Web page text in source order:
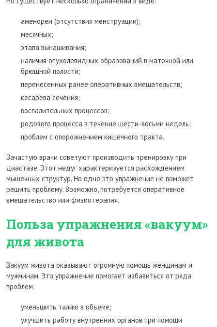
аменореи (отсутствия менструации);
месячных;
этапа вынашивания;
наличия опухолевидных образований в маточной или
брюшной полости;
перенесенных ранее оперативных вмешательств;
кесарева сечения;
воспалительных процессов;
родового процесса в течение шести-восьми недель;
проблем с опорожнением кишечного тракта.
Зачастую врачи советуют производить тренировку при
диастазе. Этот недуг характеризуется расхождением
мышечных структур. Но одно это упражнение не поможет
решить проблему. Возможно, потребуется оперативное
вмешательство или физиотерапия.
Польза упражнения «вакуум»
для живота
Вакуум живота оказывают огромную помощь женщинам и
мужчинам. Это упражнение помогает избавиться от ряда
проблем:
уменьшить талию в объеме;
улучшить работу внутренних органов при помощи